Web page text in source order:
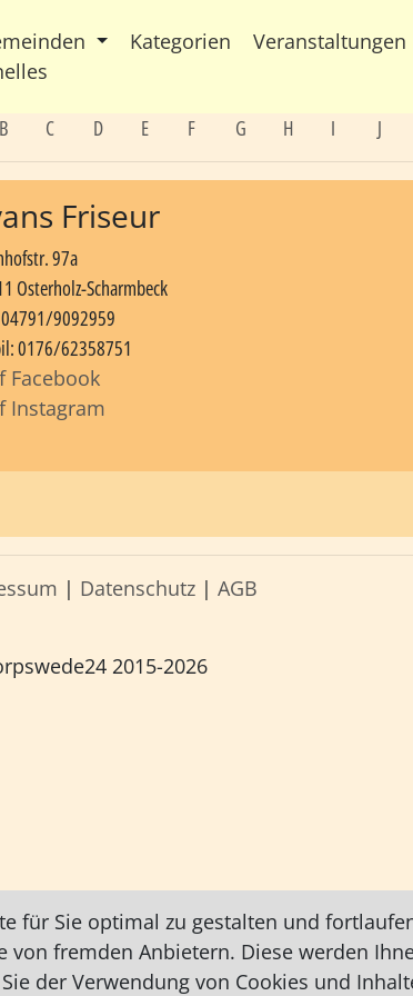
Kategorien Veranstaltungen
B C D E F G H I J
Friseur
97a
Osterholz-Scharmbeck
9092959
0176/62358751
Facebook
Instagram
| Datenschutz | AGB
2015-2026
für Sie optimal zu gestalten und
von fremden Anbietern. Diese werden
der Verwendung von Cookies und